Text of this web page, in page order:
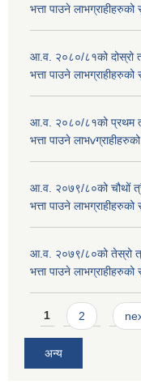
भत्ता पाउने लाभग्राहीहरुको
आ.व. २०८०/८१को दोस्रो
भत्ता पाउने लाभग्राहीहरुको
आ.व. २०८०/८१को प्रथम
भत्ता पाउने
आ.व. २०७९/८०को चौथों
भत्ता पाउने लाभग्राहीहरुको
आ.व. २०७९/८०को तेस्रो
भत्ता पाउने लाभग्राहीहरुको
Pages
1 2
अन्य